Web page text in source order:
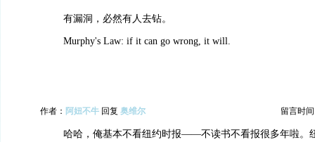
有漏洞，必然有人去钻。
Murphy's Law: if it can go wrong, it will.
作者： 阿妞不牛 回复 奥维尔 留言时间
哈哈，俺基本不看纽约时报——不读书不看报很多年啦。